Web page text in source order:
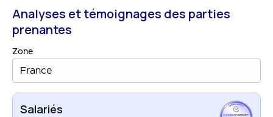
Analyses et témoignages des parties
prenantes
Zone
France
Salariés